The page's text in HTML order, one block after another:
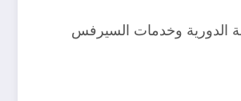
الدورية وخدمات السيرفس